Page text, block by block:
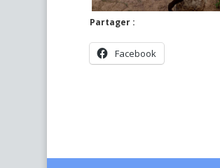
Partager :
Facebook